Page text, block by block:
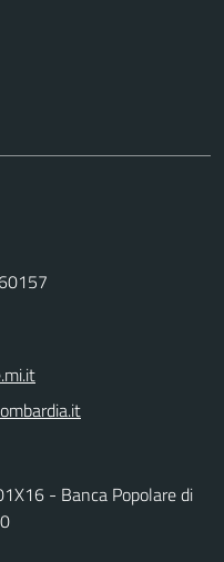
- Banca Popolare di